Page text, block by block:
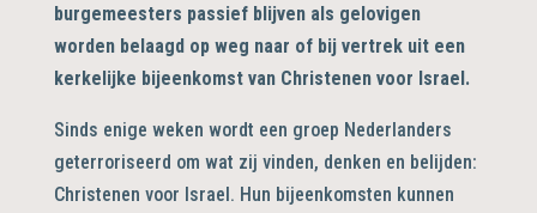
burgemeesters passief blijven als gelovigen
worden belaagd op weg naar of bij vertrek uit een
kerkelijke bijeenkomst van Christenen voor Israel.
Sinds enige weken wordt een groep Nederlanders
geterroriseerd om wat zij vinden, denken en belijden:
Christenen voor Israel. Hun bijeenkomsten kunnen